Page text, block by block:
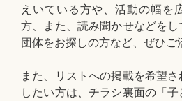
えいている方や、活動の幅を
方、また、読み聞かせなどを
団体をお探しの方など、ぜひご
また、リストへの掲載を希望
したい方は、チラシ裏面の「